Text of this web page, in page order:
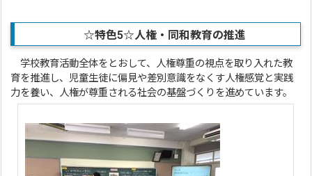
☆特色5☆人権・同和教育の推進
学校教育活動全体をとおして、人権尊重の視点を取り入れた教
育を推進し、児童生徒に偏見や差別意識をなくす人権感覚と実践
力を養い、人権が尊重される社会の基盤づくりを進めています。